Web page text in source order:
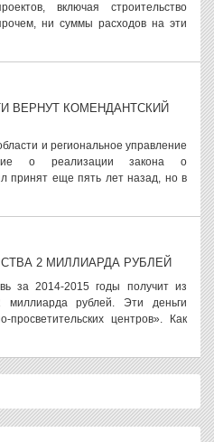
включая строительство
ни суммы расходов на эти
ВЕРНУТ КОМЕНДАНТСКИЙ
и региональное управление
о реализации закона о
принят еще пять лет назад, но в
2 МИЛЛИАРДА РУБЛЕЙ
за 2014-2015 годы получит из
миллиарда рублей. Эти деньги
центров». Как